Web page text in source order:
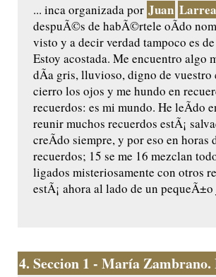
... inca organizada por Juan Larrea
despuÃ©s de habÃ©rtele oÃ­do
visto y a decir verdad tampoco es
Estoy acostada. Me encuentro
dÃ­a gris, lluvioso, digno de vuestro
cierro los ojos y me hundo en
recuerdos: es mi mundo. He leÃ­do
reunir muchos recuerdos estÃ¡
creÃ­do siempre, y por eso en
recuerdos; 15 se me 16 mezclan
ligados misteriosamente con otros
estÃ¡ ahora al lado de un
4. Seccion 1 - María